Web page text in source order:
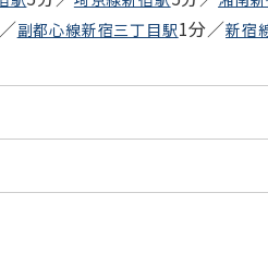
副都心線新宿三丁目駅1分／新宿